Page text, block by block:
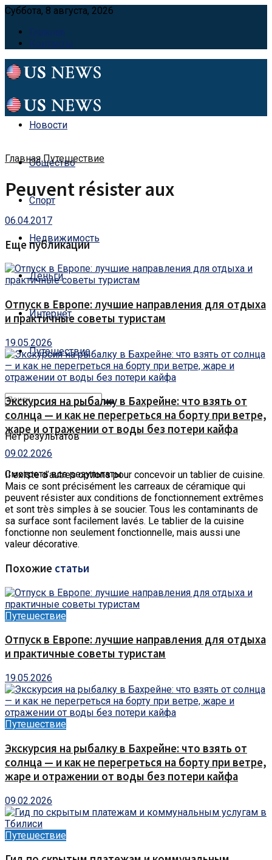
Суббота, 8 августа, 2026
Главная
Контакты
Новости
Общество
Спорт
Недвижимость
Деньги
Интернет
Путешествие
Нет результатов
Смотреть все результаты
Главная Путешествие
Peuvent résister aux
06.04.2017
Еще публикации
Отпуск в Европе: лучшие направления для отдыха
и практичные советы туристам
19.05.2026
Экскурсия на рыбалку в Бахрейне: что взять от
солнца — и как не перегреться на борту при ветре,
жаре и отражении от воды без потери кайфа
09.02.2026
Il existe d’autres options pour concevoir un tablier de cuisine.
Mais ce sont précisément les carreaux de céramique qui
peuvent résister aux conditions de fonctionnement extrêmes
et sont très simples à se soucier. Tous les contaminants de
sa surface sont facilement lavés. Le tablier de la cuisine
fonctionne non seulement fonctionnelle, mais aussi une
valeur décorative.
Похожие статьи
Путешествие
Отпуск в Европе: лучшие направления для отдыха
и практичные советы туристам
19.05.2026
Путешествие
Экскурсия на рыбалку в Бахрейне: что взять от
солнца — и как не перегреться на борту при ветре,
жаре и отражении от воды без потери кайфа
09.02.2026
Путешествие